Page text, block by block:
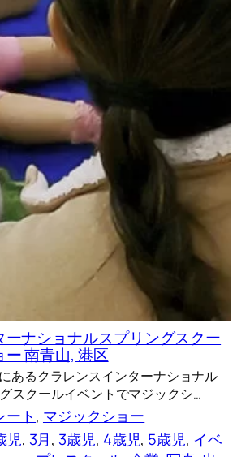
ーナショナルスプリングスクー
南青山, 港区
あるクラレンスインターナショナル
スクールイベントでマジックシ…
ート, マジックショー
児, 3月, 3歳児, 4歳児, 5歳児, イベ